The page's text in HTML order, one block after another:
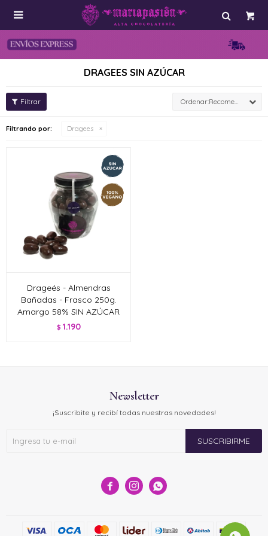

DRAGEES SIN AZÚCAR
Recomendados
Filtrando por: Dragees
Drageés - Almendras
Bañadas - Frasco 250g.
Amargo 58% SIN AZÚCAR
$ 1.190
  
Newsletter
¡Suscribite y recibí todas nuestras novedades!
SUSCRIBIRME